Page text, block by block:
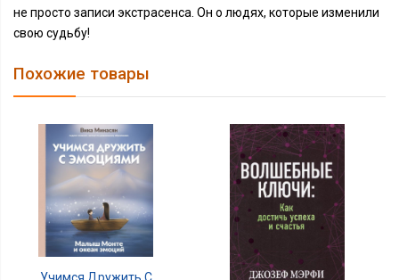
не просто записи экстрасенса. Он о людях, которые изменили
свою судьбу!
Похожие товары